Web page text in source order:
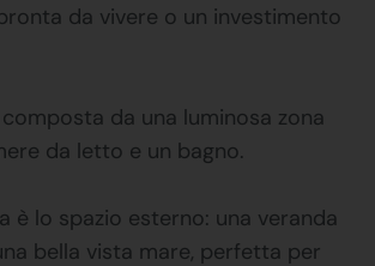
da vivere o un investimento
da una luminosa zona
da letto e un bagno.
è lo spazio esterno: una veranda
bella vista mare, perfetta per